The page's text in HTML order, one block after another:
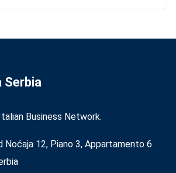
Serbia
Business Network.
Noćaja 12, Piano 3, Appartamento 6